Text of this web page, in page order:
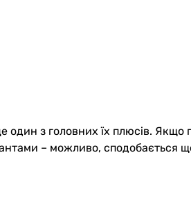
з головних їх плюсів. Якщо
– можливо, сподобається